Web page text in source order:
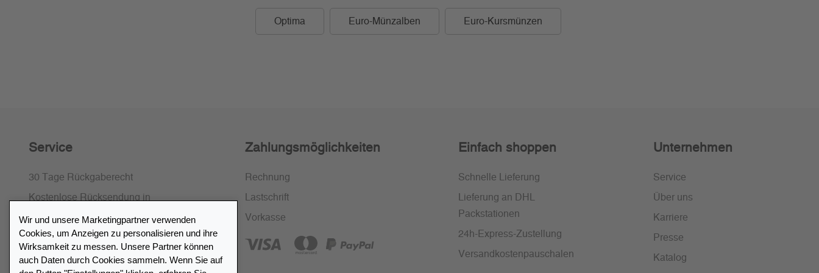
Optima Euro-Münzalben Euro-Kursmünzen
Service
30 Tage Rückgaberecht
Kostenlose Rücksendung in
SSL-Verschlüsselung
Zahlungsmöglichkeiten
Rechnung
Lastschrift
Vorkasse
Einfach shoppen
Schnelle Lieferung
Lieferung an DHL
Packstationen
24h-Express-Zustellung
Versandkostenpauschalen
Unternehmen
Service
Über uns
Karriere
Presse
Katalog
Wir und unsere Marketingpartner verwenden
Cookies, um Anzeigen zu personalisieren und ihre
Wirksamkeit zu messen. Unsere Partner können
auch Daten durch Cookies sammeln. Wenn Sie auf